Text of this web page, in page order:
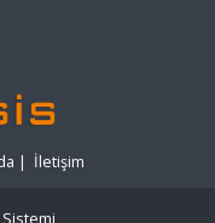
| İletişim